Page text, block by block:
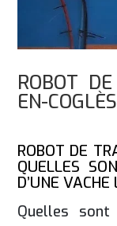
ROBOT
EN-COGLÈS
ROBOT DE
QUELLES
D’UNE VACHE
Quelles